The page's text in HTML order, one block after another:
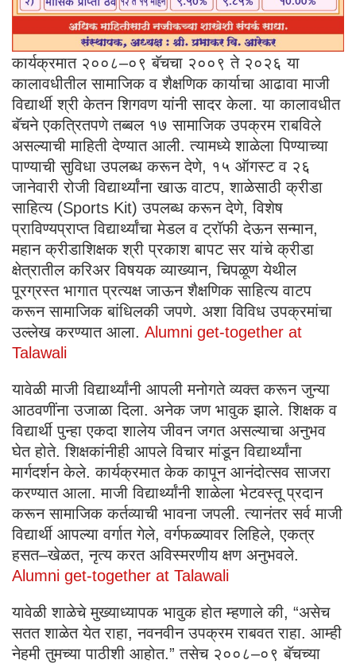
कार्यक्रमात २००८–०९ बॅचचा २००९ ते २०२६ या
कालावधीतील सामाजिक व शैक्षणिक कार्याचा आढावा माजी
विद्यार्थी श्री केतन शिगवण यांनी सादर केला. या कालावधीत
बॅचने एकत्रितपणे तब्बल १७ सामाजिक उपक्रम राबविले
असल्याची माहिती देण्यात आली. त्यामध्ये शाळेला पिण्याच्या
पाण्याची सुविधा उपलब्ध करून देणे, १५ ऑगस्ट व २६
जानेवारी रोजी विद्यार्थ्यांना खाऊ वाटप, शाळेसाठी क्रीडा
साहित्य (Sports Kit) उपलब्ध करून देणे, विशेष
प्राविण्यप्राप्त विद्यार्थ्यांचा मेडल व ट्रॉफी देऊन सन्मान,
महान क्रीडाशिक्षक श्री प्रकाश बापट सर यांचे क्रीडा
क्षेत्रातील करिअर विषयक व्याख्यान, चिपळूण येथील
पूरग्रस्त भागात प्रत्यक्ष जाऊन शैक्षणिक साहित्य वाटप
करून सामाजिक बांधिलकी जपणे. अशा विविध उपक्रमांचा
उल्लेख करण्यात आला. Alumni get-together at
Talawali
यावेळी माजी विद्यार्थ्यांनी आपली मनोगते व्यक्त करून जुन्या
आठवणींना उजाळा दिला. अनेक जण भावुक झाले. शिक्षक व
विद्यार्थी पुन्हा एकदा शालेय जीवन जगत असल्याचा अनुभव
घेत होते. शिक्षकांनीही आपले विचार मांडून विद्यार्थ्यांना
मार्गदर्शन केले. कार्यक्रमात केक कापून आनंदोत्सव साजरा
करण्यात आला. माजी विद्यार्थ्यांनी शाळेला भेटवस्तू प्रदान
करून सामाजिक कर्तव्याची भावना जपली. त्यानंतर सर्व माजी
विद्यार्थी आपल्या वर्गात गेले, वर्गफळ्यावर लिहिले, एकत्र
हसत–खेळत, नृत्य करत अविस्मरणीय क्षण अनुभवले.
Alumni get-together at Talawali
यावेळी शाळेचे मुख्याध्यापक भावुक होत म्हणाले की, “असेच
सतत शाळेत येत राहा, नवनवीन उपक्रम राबवत राहा. आम्ही
नेहमी तुमच्या पाठीशी आहोत.” तसेच २००८–०९ बॅचच्या